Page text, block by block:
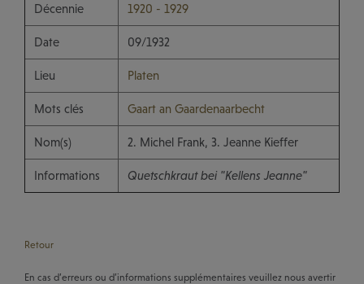
Décennie 1920 - 1929
Date 09/1932
Lieu Platen
Mots clés Gaart an Gaardenaarbecht
Nom(s) 2. Michel Frank, 3. Jeanne Kieffer
Informations Quetschkraut bei "Kellens Jeanne"
Retour
En cas d’erreurs ou d’informations supplémentaires veuillez nous avertir